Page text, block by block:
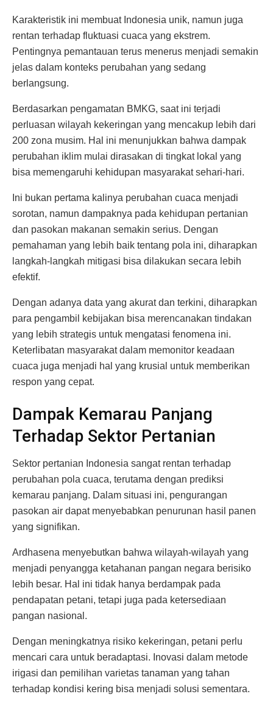
Karakteristik ini membuat Indonesia unik, namun juga
rentan terhadap fluktuasi cuaca yang ekstrem.
Pentingnya pemantauan terus menerus menjadi semakin
jelas dalam konteks perubahan yang sedang
berlangsung.
Berdasarkan pengamatan BMKG, saat ini terjadi
perluasan wilayah kekeringan yang mencakup lebih dari
200 zona musim. Hal ini menunjukkan bahwa dampak
perubahan iklim mulai dirasakan di tingkat lokal yang
bisa memengaruhi kehidupan masyarakat sehari-hari.
Ini bukan pertama kalinya perubahan cuaca menjadi
sorotan, namun dampaknya pada kehidupan pertanian
dan pasokan makanan semakin serius. Dengan
pemahaman yang lebih baik tentang pola ini, diharapkan
langkah-langkah mitigasi bisa dilakukan secara lebih
efektif.
Dengan adanya data yang akurat dan terkini, diharapkan
para pengambil kebijakan bisa merencanakan tindakan
yang lebih strategis untuk mengatasi fenomena ini.
Keterlibatan masyarakat dalam memonitor keadaan
cuaca juga menjadi hal yang krusial untuk memberikan
respon yang cepat.
Dampak Kemarau Panjang
Terhadap Sektor Pertanian
Sektor pertanian Indonesia sangat rentan terhadap
perubahan pola cuaca, terutama dengan prediksi
kemarau panjang. Dalam situasi ini, pengurangan
pasokan air dapat menyebabkan penurunan hasil panen
yang signifikan.
Ardhasena menyebutkan bahwa wilayah-wilayah yang
menjadi penyangga ketahanan pangan negara berisiko
lebih besar. Hal ini tidak hanya berdampak pada
pendapatan petani, tetapi juga pada ketersediaan
pangan nasional.
Dengan meningkatnya risiko kekeringan, petani perlu
mencari cara untuk beradaptasi. Inovasi dalam metode
irigasi dan pemilihan varietas tanaman yang tahan
terhadap kondisi kering bisa menjadi solusi sementara.